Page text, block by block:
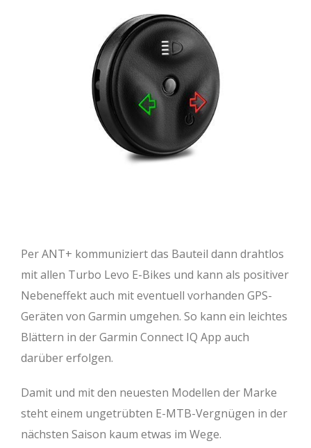
Per ANT+ kommuniziert das Bauteil dann drahtlos
mit allen Turbo Levo E-Bikes und kann als positiver
Nebeneffekt auch mit eventuell vorhanden GPS-
Geräten von Garmin umgehen. So kann ein leichtes
Blättern in der Garmin Connect IQ App auch
darüber erfolgen.
Damit und mit den neuesten Modellen der Marke
steht einem ungetrübten E-MTB-Vergnügen in der
nächsten Saison kaum etwas im Wege.